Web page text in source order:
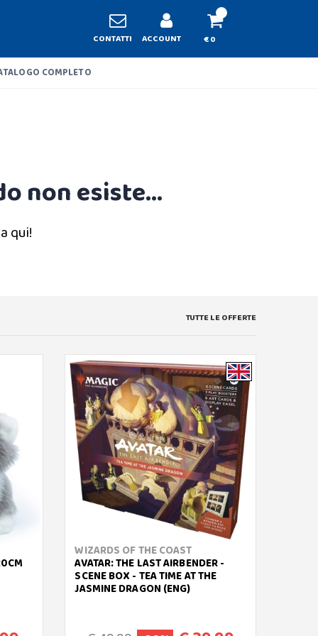
CONTATTI ACCOUNT € 0
COMPLETO
non esiste...
qui!
TUTTE LE OFFERTE
WIZARDS OF THE COAST
AVATAR: THE LAST AIRBENDER -
SCENE BOX - TEA TIME AT THE
JASMINE DRAGON (ENG)